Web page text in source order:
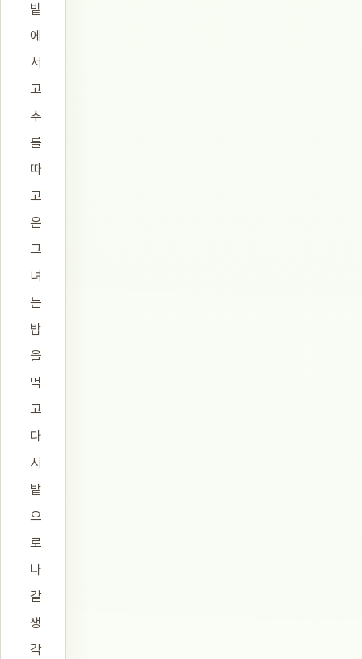
밭
에
서
고
추
를
따
고
온
그
녀
는
밥
을
먹
고
다
시
밭
으
로
나
갈
생
각